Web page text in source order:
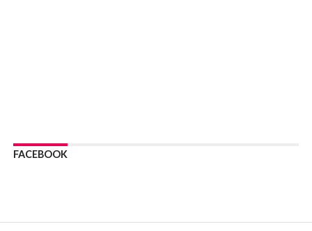
06 sierpnia 2026
POWIAT BRZESKI. W Wytrzyszczce karetka zderzyła się z
FACEBOOK